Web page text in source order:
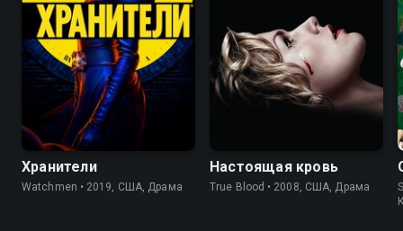
8.2
Хранители
Watchmen • 2019, США, Драма
Настоящая кровь
True Blood • 2008, США, Драма